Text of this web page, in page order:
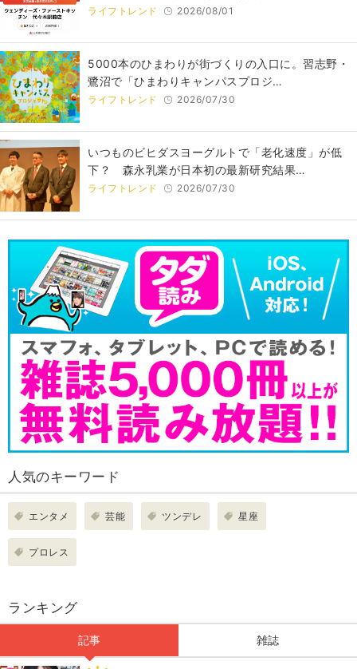
ライフトレンド 2026/08/01
5000本のひまわりが街づくりの入口に。習志野・
鷺沼で「ひまわりキャンパスプロジ…
ライフトレンド 2026/07/30
いつものビヒダスヨーグルトで「老化速度」が低
下？ 森永乳業が日本初の最新研究結果…
ライフトレンド 2026/07/30
人気のキーワード
エンタメ 芸能 ツンデレ 星座
プロレス
ランキング
記事 雑誌